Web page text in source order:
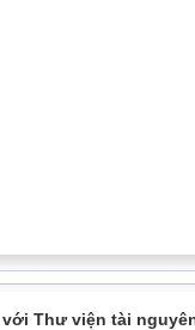
Thư viện tài